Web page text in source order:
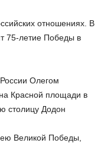
отношениях. В
75-летие Победы в
Олегом
Красной площади в
столицу Додон
Великой Победы,